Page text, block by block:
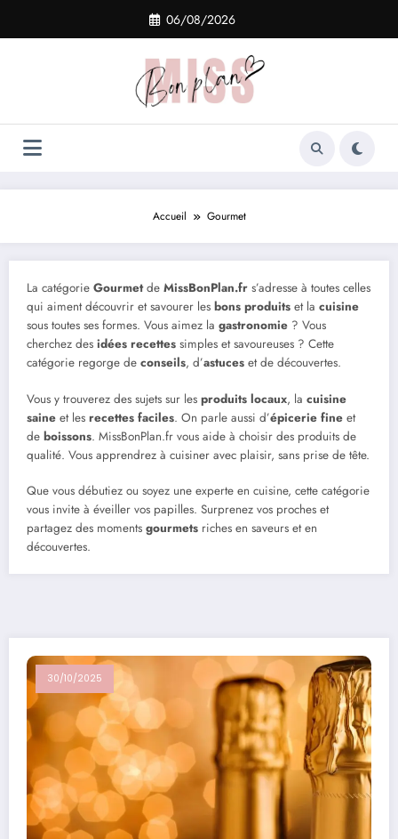
contenu
06/08/2026
Accueil Gourmet
La catégorie Gourmetde MissBonPlan.fr s’adresse à toutes celles
qui aiment découvrir et savourer les bons produits et la cuisine
sous toutes ses formes. Vous aimez la gastronomie ? Vous
cherchez des idées recettes simples et savoureuses ? Cette
catégorie regorge de conseils, d’astuces et de découvertes.
Vous y trouverez des sujets sur les produits locaux, la cuisine
saine et les recettes faciles. On parle aussi d’épicerie fine et
de boissons. MissBonPlan.fr vous aide à choisir des produits de
qualité. Vous apprendrez à cuisiner avec plaisir, sans prise de tête.
Que vous débutiez ou soyez une experte en cuisine, cette catégorie
vous invite à éveiller vos papilles. Surprenez vos proches et
partagez des moments gourmets riches en saveurs et en
découvertes.
30/10/2025